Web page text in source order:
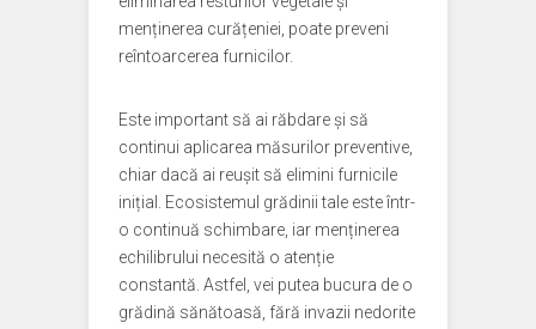
menținerea curățeniei, poate preveni
reîntoarcerea furnicilor.
Este important să ai răbdare și să
continui aplicarea măsurilor preventive,
chiar dacă ai reușit să elimini furnicile
inițial. Ecosistemul grădinii tale este într-
o continuă schimbare, iar menținerea
echilibrului necesită o atenție
constantă. Astfel, vei putea bucura de o
grădină sănătoasă, fără invazii nedorite